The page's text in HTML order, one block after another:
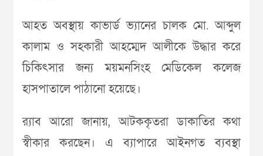
আহত অবস্থায় কাভার্ড ভ্যানের চালক মো. আব্দুল
কালাম ও সহকারী আহম্মেদ আলীকে উদ্ধার করে
চিকিৎসার জন্য ময়মনসিংহ মেডিকেল কলেজ
হাসপাতালে পাঠানো হয়েছে।
র‌্যাব আরো জানায়, আটককৃতরা ডাকাতির কথা
স্বীকার করছেন। এ ব্যাপারে আইনগত ব্যবস্থা